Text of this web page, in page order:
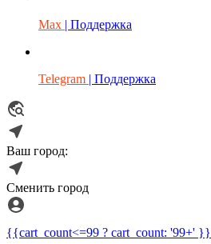
Max | Поддержка
Telegram | Поддержка
Ваш город:
Сменить город
{{cart_count<=99 ? cart_count: '99+' }}